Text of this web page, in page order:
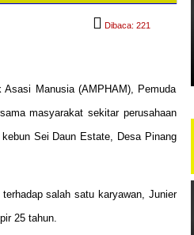
Dibaca: 221
Manusia (AMPHAM), Pemuda
masyarakat sekitar perusahaan
Sei Daun Estate, Desa Pinang
salah satu karyawan, Junier
25 tahun.